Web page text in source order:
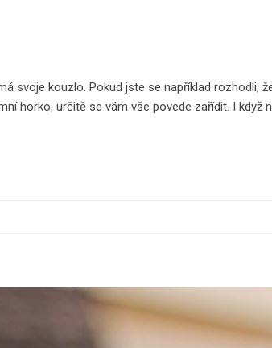
svoje kouzlo. Pokud jste se například
horko, určitě se vám vše povede zařídit. I